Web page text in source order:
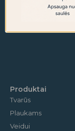
Produktai
Tvarūs
Plaukams
Veidui